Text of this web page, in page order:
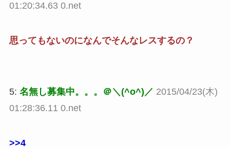
01:20:34.63 0.net
思ってもないのになんでそんなレスするの？
5: 名無し募集中。。。＠＼(^o^)／ 2015/04/23(木)
01:28:36.11 0.net
>>4